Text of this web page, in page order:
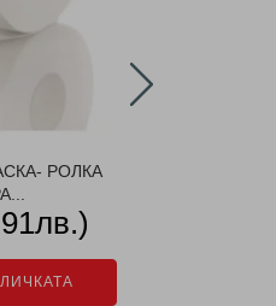
РОЛКА